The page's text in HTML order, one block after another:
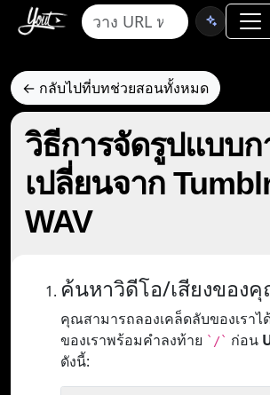
← กลับไปที่บทช่วยสอนทั้งหมด
วิธีการจัดรูปแบบก
เปลี่ยนจาก
WAV
ค้นหาวิดีโอ/เสียงของ
คุณสามารถลองเคล็ดลับของเราไ
ของเราพร้อมคำลงท้าย `/` ก่อน
ดังนี้: